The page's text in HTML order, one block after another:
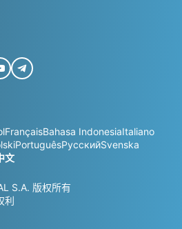
FrançaisBahasa IndonesiaItaliano
PortuguêsРусскийSvenska
文
S.A. 版权所有
利